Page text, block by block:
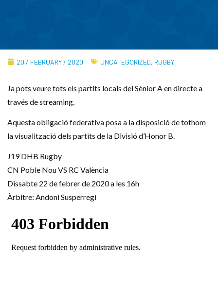
20 / FEBRUARY / 2020 UNCATEGORIZED, RUGBY
Ja pots veure tots els partits locals del Sènior A en directe a
través de streaming.
Aquesta obligació federativa posa a la disposició de tothom
la visualització dels partits de la Divisió d’Honor B.
J19 DHB Rugby
CN Poble Nou VS RC València
Dissabte 22 de febrer de 2020 a les 16h
Àrbitre: Andoni Susperregi